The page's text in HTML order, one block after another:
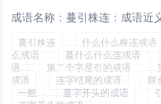
蔓引株连 什么什么株连成语
么成语
蔓什么什么连成语
语
第二个字是引的成语
成语
连字结尾的成语 联
一般
蔓字开头的成语